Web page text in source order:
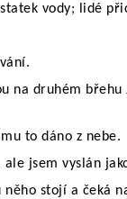
vody; lidé
druhém břehu
to dáno z nebe.
jsem vyslán
stojí a čeká